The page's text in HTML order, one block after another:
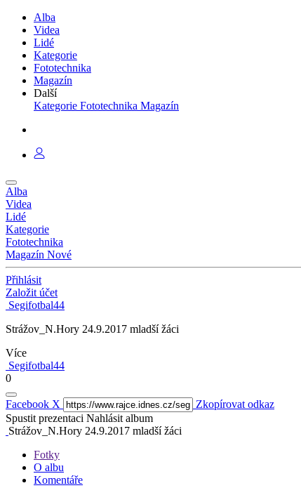
Alba
Videa
Lidé
Kategorie
Fototechnika
Magazín
Další
Kategorie Fototechnika Magazín
Alba
Videa
Lidé
Kategorie
Fototechnika
Magazín Nové
Přihlásit
Založit účet
Segifotbal44
Strážov_N.Hory 24.9.2017 mladší žáci
Více
Segifotbal44
0
Facebook X
Zkopírovat odkaz
Spustit prezentaci Nahlásit album
Strážov_N.Hory 24.9.2017 mladší žáci
Fotky
O albu
Komentáře